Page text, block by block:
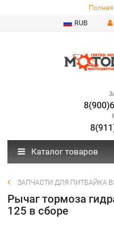
Полная
RUB
Каталог товаров
ЗАПЧАСТИ ДЛЯ ПИТБАЙКА
Рычаг тормоза
125 в сборе